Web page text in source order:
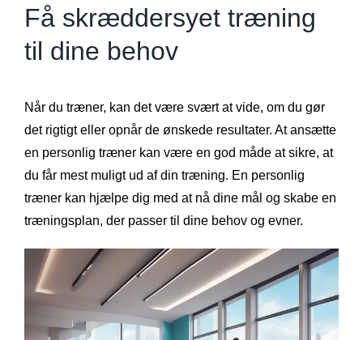
Få skræddersyet træning
til dine behov
Når du træner, kan det være svært at vide, om du gør
det rigtigt eller opnår de ønskede resultater. At ansætte
en personlig træner kan være en god måde at sikre, at
du får mest muligt ud af din træning. En personlig
træner kan hjælpe dig med at nå dine mål og skabe en
træningsplan, der passer til dine behov og evner.